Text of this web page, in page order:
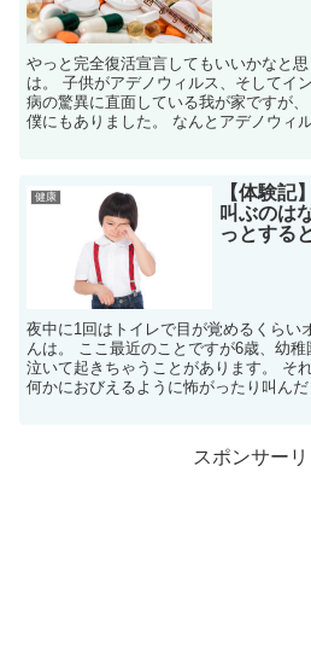
やっと完全復活宣言してもいいかなと
は。 子供がアデノウィルス、そしてイ
病の驚異に直面している我が家ですが
僕にもありました。 なんとアデノウィ
健康
【体験記
叫ぶのは
っとする
夜中に1回はトイレで目が覚めるくらい
んは。 ここ最近のことですが6歳、幼
泣いて起きちゃうことがあります。 そ
何かにおびえるように怖がったり叫んだ
スポンサーリ